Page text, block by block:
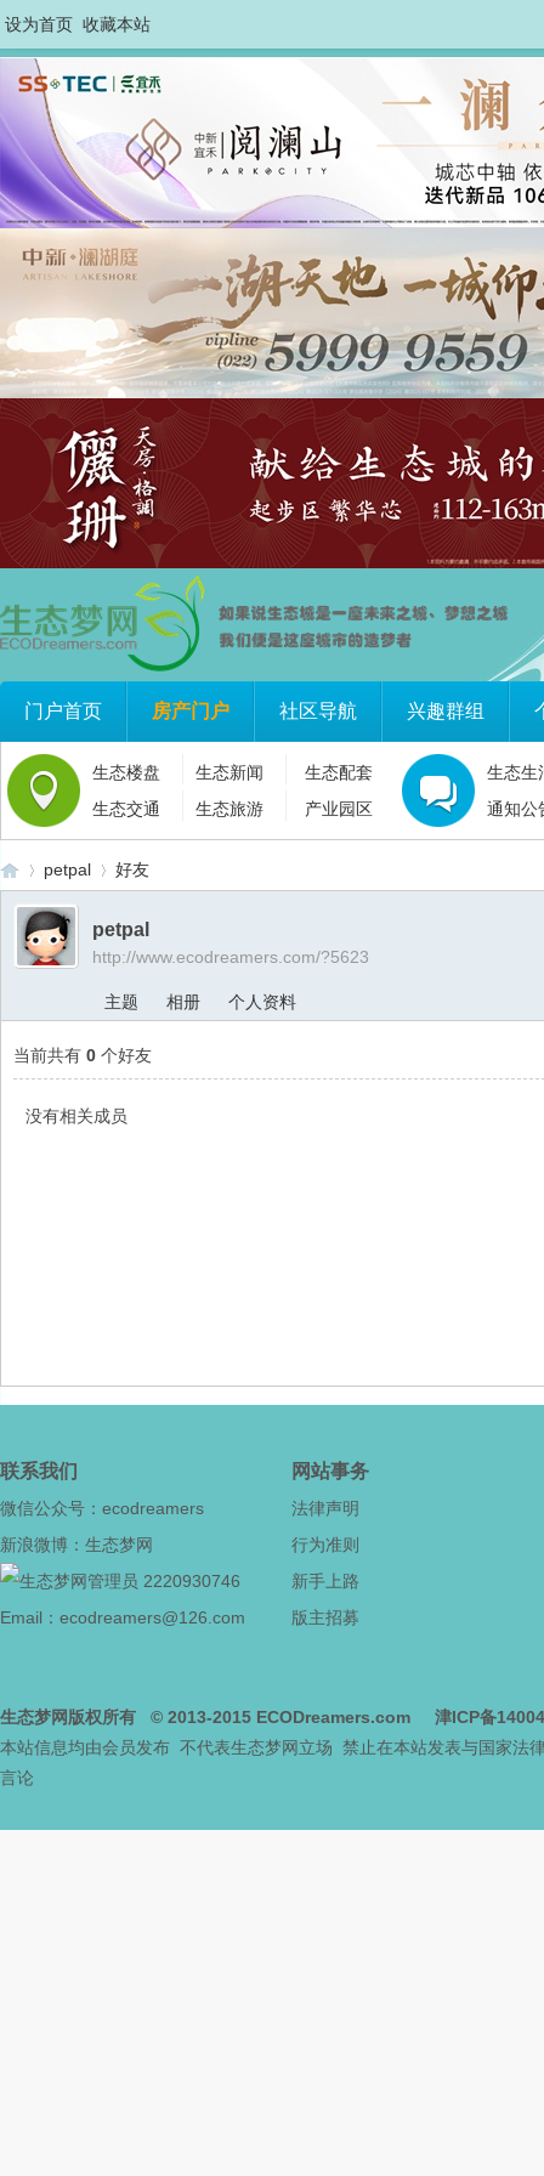
设为首页 收藏本站
门户首页 房产门户 社区导航 兴趣群组
生态楼盘 生态新闻
生态配套
生态交通
生态旅游 产业园区
生态生
通知公
梦
›
petpal 好友
petpal
http://www.ecodreamers.com/?5623
主题 相册 个人资料
当前共有 0 个好友
没有相关成员
联系我们
微信公众号：ecodreamers
新浪微博：生态梦网
2220930746
Email：ecodreamers@126.com
网站事务
法律声明
行为准则
新手上路
版主招募
生态梦网版权所有 © 2013-2015 ECODreamers.com
津ICP备
本站信息均由会员发布 不代表生态梦网立场 禁止在本站发表与国家法
言论